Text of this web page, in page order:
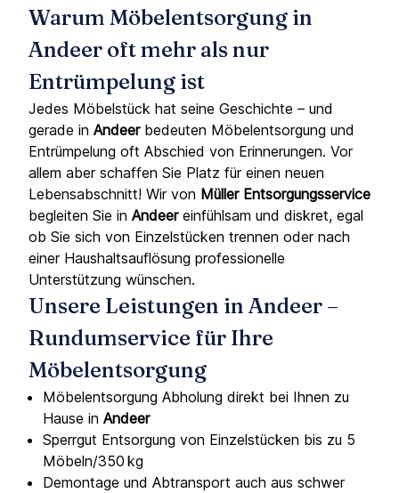
Warum Möbelentsorgung in
Andeer oft mehr als nur
Entrümpelung ist
Jedes Möbelstück hat seine Geschichte – und
gerade in Andeerbedeuten Möbelentsorgung und
Entrümpelung oft Abschied von Erinnerungen. Vor
allem aber schaffen Sie Platz für einen neuen
Lebensabschnitt! Wir von Müller Entsorgungsservice
begleiten Sie in Andeereinfühlsam und diskret, egal
ob Sie sich von Einzelstücken trennen oder nach
einer Haushaltsauflösung professionelle
Unterstützung wünschen.
Unsere Leistungen in Andeer –
Rundumservice für Ihre
Möbelentsorgung
Möbelentsorgung Abholung direkt bei Ihnen zu
Hause in Andeer
Sperrgut Entsorgung von Einzelstücken bis zu 5
Möbeln/350 kg
Demontage und Abtransport auch aus schwer